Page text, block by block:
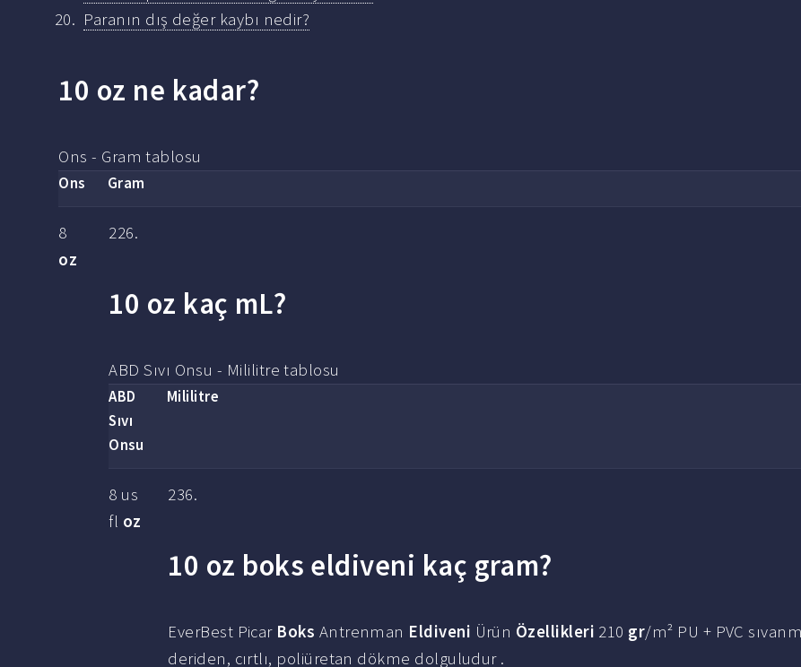
Paranın dış değer kaybı nedir?
10 oz ne kadar?
Ons - Gram tablosu
Ons Gram
8
oz
226.
10 oz kaç mL?
ABD Sıvı Onsu - Mililitre tablosu
ABD
Sıvı
Onsu
Mililitre
8 us
fl oz
236.
10 oz boks eldiveni kaç gram?
EverBest Picar Boks Antrenman Eldiveni Ürün Özellikleri 210 gr/m² PU + PVC
deriden, cırtlı, poliüretan dökme dolguludur .